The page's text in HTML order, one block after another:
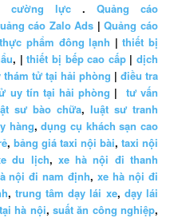
cường lực . Quảng cáo
cáo Zalo Ads |Quảng cáo
thực phẩm đông lạnh |thiết bị
, |thiết bị bếp cao cấp|dịch
thám tử tại hải phòng | điều tra
uy tín tại hải phòng | tư vấn
sư bào chữa, luật sư tranh
hàng,dụng cụ khách sạn cao
, bảng giá taxi nội bài, taxi nội
du lịch, xe hà nội đi thanh
nội đi nam định,xe hà nội đi
, trung tâm dạy lái xe, dạy lái
hà nội,suất ăn công nghiệp,